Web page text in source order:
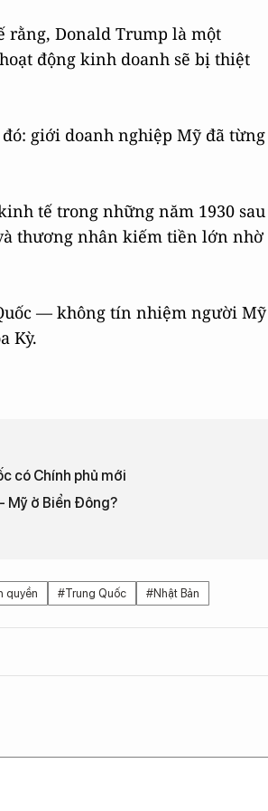
rằng, Donald Trump là một
động kinh doanh sẽ bị thiệt
giới doanh nghiệp Mỹ đã từng
tế trong những năm 1930 sau
thương nhân kiếm tiền lớn nhờ
— không tín nhiệm người Mỹ
Kỳ.
có Chính phủ mới
Mỹ ở Biển Đông?
quyền #Trung Quốc #Nhật Bản